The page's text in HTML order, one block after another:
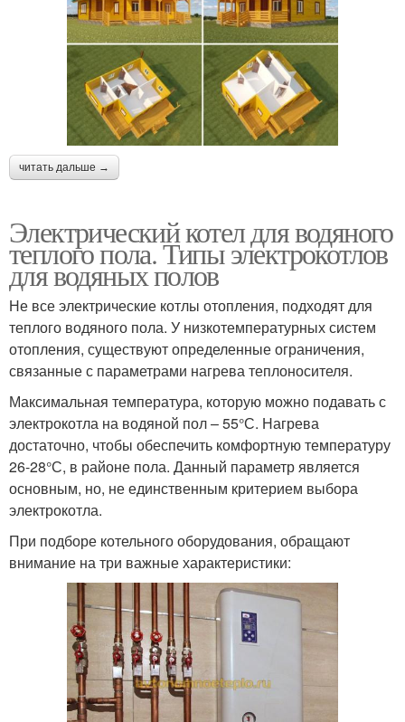
читать дальше →
Электрический котел для водяного
теплого пола. Типы электрокотлов
для водяных полов
Не все электрические котлы отопления, подходят для
теплого водяного пола. У низкотемпературных систем
отопления, существуют определенные ограничения,
связанные с параметрами нагрева теплоносителя.
Максимальная температура, которую можно подавать с
электрокотла на водяной пол – 55°С. Нагрева
достаточно, чтобы обеспечить комфортную температуру
26-28°С, в районе пола. Данный параметр является
основным, но, не единственным критерием выбора
электрокотла.
При подборе котельного оборудования, обращают
внимание на три важные характеристики: